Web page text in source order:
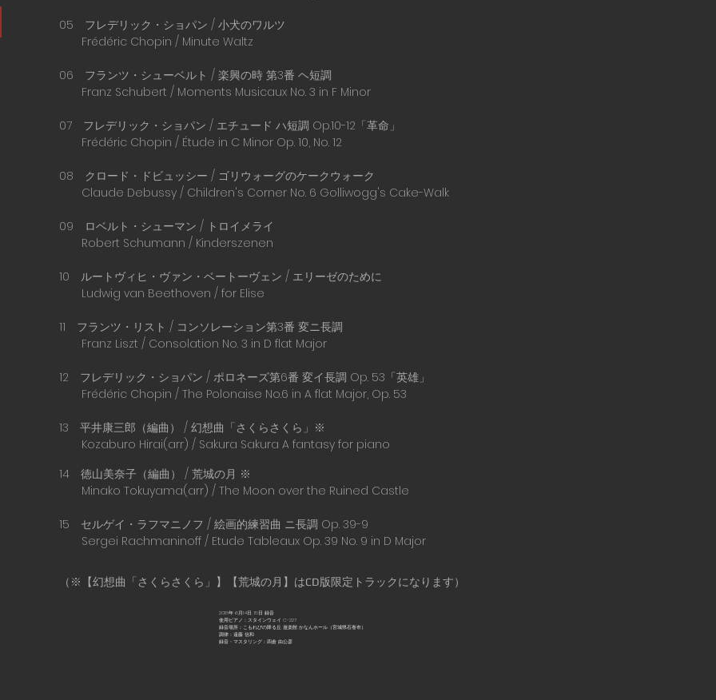
05 フレデリック・ショパン / 小犬のワルツ
Frédéric Chopin / Minute Waltz
06 フランツ・シューベルト / 楽興の時 第3番 ヘ短調
Franz Schubert / Moments Musicaux No. 3 in F Minor
07 フレデリック・ショパン / エチュード ハ短調 Op.10-12「革命」
Frédéric Chopin / Étude in C Minor Op. 10, No. 12
08 クロード・ドビュッシー / ゴリウォーグのケークウォーク
Claude Debussy / Children's Corner No. 6 Golliwogg's Cake-Walk
09 ロベルト・シューマン / トロイメライ
Robert Schumann / Kinderszenen
10 ルートヴィヒ・ヴァン・ベートーヴェン / エリーゼのために
Ludwig van Beethoven / for Elise
11 フランツ・リスト / コンソレーション第3番 変ニ長調
Franz Liszt / Consolation No. 3 in D flat Major
12 フレデリック・ショパン / ポロネーズ第6番 変イ長調 Op. 53「英雄」
Frédéric Chopin / The Polonaise No.6 in A flat Major, Op. 53
13 平井康三郎（編曲） / 幻想曲「さくらさくら」※
Kozaburo Hirai(arr) / Sakura Sakura A fantasy for piano
14 徳山美奈子（編曲） / 荒城の月 ※
Minako Tokuyama(arr) / The Moon over the Ruined Castle
15 セルゲイ・ラフマニノフ / 絵画的練習曲 ニ長調 Op. 39-9
Sergei Rachmaninoff / Etude Tableaux Op. 39 No. 9 in D Major
（※【幻想曲「さくらさくら」】【荒城の月】はCD版限定トラックになります）
2018年 6月14日, 15日 録音
使用ピアノ：スタインウェイ C-227
録音場所： こもれびの降る丘 遊楽館 かなんホール （宮城県石巻市）
調律：遠藤 信和
録音・マスタリング： 四倉 由公彦